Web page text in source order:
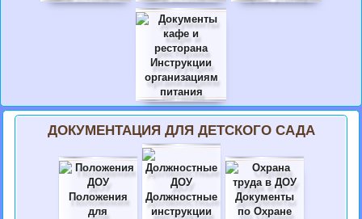
Инструкции
организациям
питания
ДОКУМЕНТАЦИЯ ДЛЯ ДЕТСКОГО САДА
Положения
для
Должностные
инструкции
Документы
по Охране